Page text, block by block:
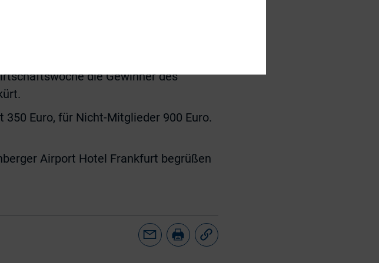
die Gewinner des
Euro, für Nicht-Mitglieder 900 Euro.
Airport Hotel Frankfurt begrüßen